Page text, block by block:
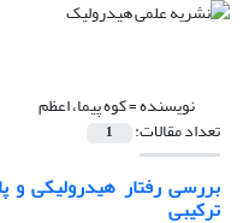
نویسنده =کوه پیما، اعظم
تعداد مقالات: 1
بررسی رفتار هیدرولیکی
ترکیبی